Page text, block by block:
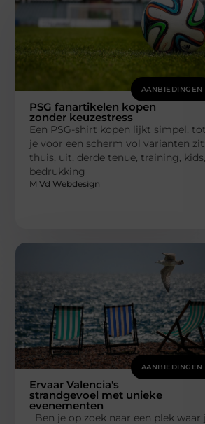
AANBIEDINGEN
PSG fanartikelen kopen
zonder keuzestress
Een PSG-shirt kopen lijkt simpel, tot
je voor een scherm vol varianten zit:
thuis, uit, derde tenue, training, kids,
bedrukking
M Vd Webdesign
AANBIEDINGEN
Ervaar Valencia's
strandgevoel met unieke
evenementen
Ben je op zoek naar een plek waar